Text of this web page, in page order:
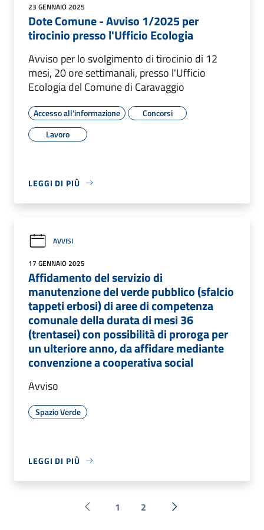
23 GENNAIO 2025
Dote Comune - Avviso 1/2025 per
tirocinio presso l'Ufficio Ecologia
Avviso per lo svolgimento di tirocinio di 12
mesi, 20 ore settimanali, presso l'Ufficio
Ecologia del Comune di Caravaggio
Accesso all'informazione
Concorsi
Lavoro
LEGGI DI PIÙ
AVVISI
17 GENNAIO 2025
Affidamento del servizio di
manutenzione del verde pubblico (sfalcio
tappeti erbosi) di aree di competenza
comunale della durata di mesi 36
(trentasei) con possibilità di proroga per
un ulteriore anno, da affidare mediante
convenzione a cooperativa social
Avviso
Spazio Verde
LEGGI DI PIÙ
Pagina precedente
1 2 Successiva »